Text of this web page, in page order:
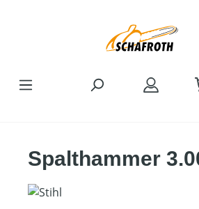
Spalthammer